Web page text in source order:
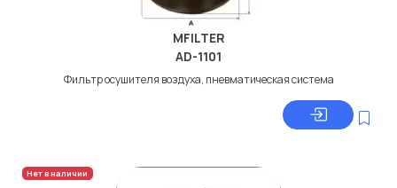
MFILTER
AD-1101
Фильтр осушителя воздуха, пневматическая система
Нет в наличии